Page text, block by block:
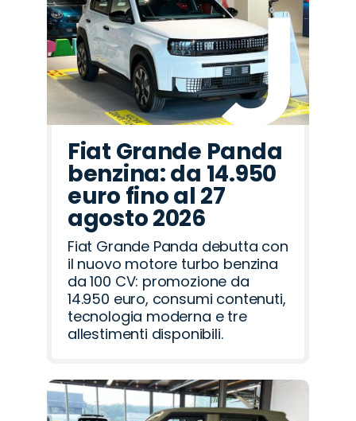
Fiat Grande Panda
benzina: da 14.950
euro fino al 27
agosto 2026
Fiat Grande Panda debutta con
il nuovo motore turbo benzina
da 100 CV: promozione da
14.950 euro, consumi contenuti,
tecnologia moderna e tre
allestimenti disponibili.